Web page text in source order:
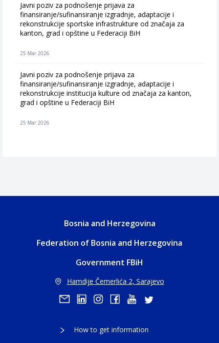
Javni poziv za podnošenje prijava za
finansiranje/sufinansiranje izgradnje, adaptacije i
rekonstrukcije sportske infrastrukture od značaja za
kanton, grad i opštine u Federaciji BiH
25 Mar 2026
Javni poziv za podnošenje prijava za
finansiranje/sufinansiranje izgradnje, adaptacije i
rekonstrukcije institucija kulture od značaja za kanton,
grad i opštine u Federaciji BiH
25 Mar 2026
Bosnia and Herzegovina
Federation of Bosnia and Herzegovina
Government FBiH
Hamdije Čemerlića 2, Sarajevo
How to get information